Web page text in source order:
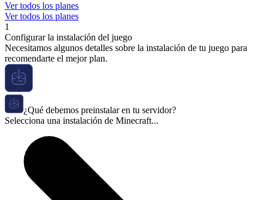
Ver todos los planes
Ver todos los planes
1
Configurar la instalación del juego
Necesitamos algunos detalles sobre la instalación de tu juego para
recomendarte el mejor plan.
¿Qué debemos preinstalar en tu servidor?
Selecciona una instalación de Minecraft...